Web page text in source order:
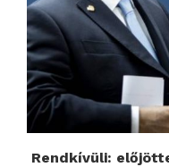
Rendkívüli: